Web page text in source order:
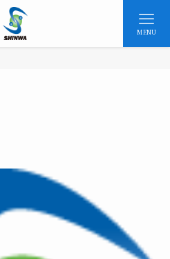
MENU